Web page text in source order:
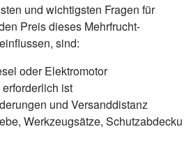
und wichtigsten Fragen für
Preis dieses Mehrfrucht-
sind:
oder Elektromotor
ist
und Versanddistanz
Werkzeugsätze, Schutzabdecku